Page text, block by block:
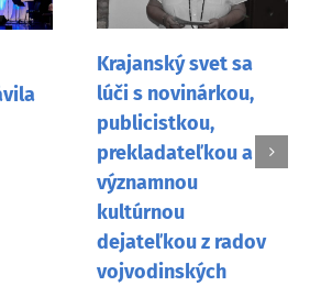
Krajanský svet sa
lúči s novinárkou,
publicistkou,
prekladateľkou a
významnou
kultúrnou
dejateľkou z radov
vojvodinských